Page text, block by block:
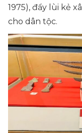
1975), đẩy lùi kẻ
cho dân tộc.